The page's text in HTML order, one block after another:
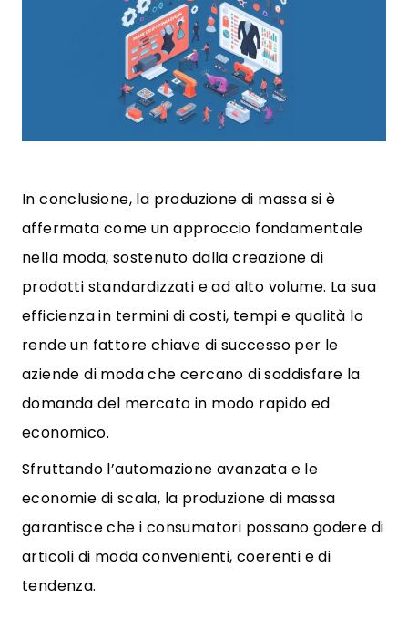
In conclusione, la produzione di massa si è
affermata come un approccio fondamentale
nella moda, sostenuto dalla creazione di
prodotti standardizzati e ad alto volume. La sua
efficienza in termini di costi, tempi e qualità lo
rende un fattore chiave di successo per le
aziende di moda che cercano di soddisfare la
domanda del mercato in modo rapido ed
economico.
Sfruttando l’automazione avanzata e le
economie di scala, la produzione di massa
garantisce che i consumatori possano godere di
articoli di moda convenienti, coerenti e di
tendenza.